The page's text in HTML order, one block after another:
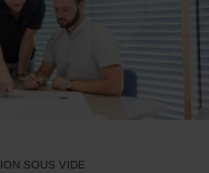
SOUS VIDE